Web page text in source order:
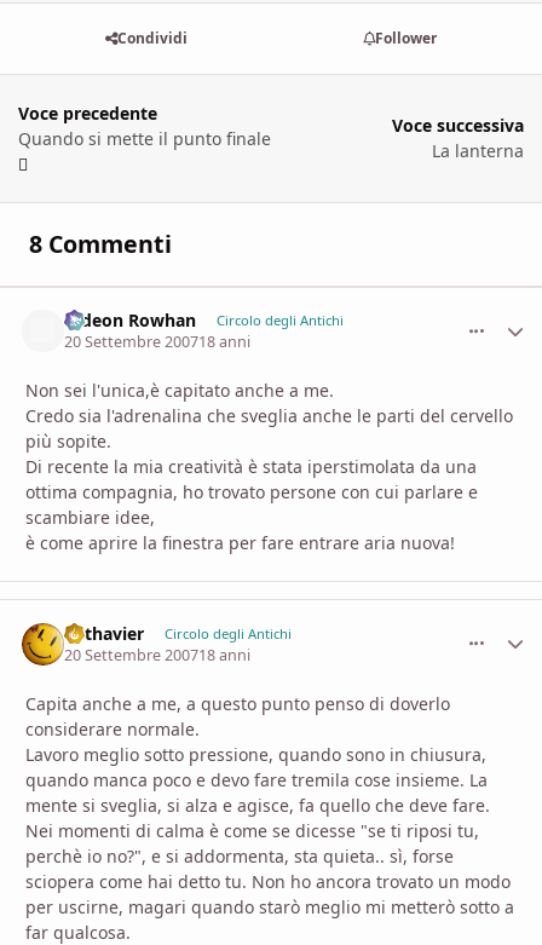
Condividi Follower
Voce precedente
Quando si mette il punto finale
Voce successiva
La lanterna
8 Commenti
Gideon Rowhan Circolo degli Antichi
20 Settembre 200718 anni
Non sei l'unica,è capitato anche a me.
Credo sia l'adrenalina che sveglia anche le parti del cervello
più sopite.
Di recente la mia creatività è stata iperstimolata da una
ottima compagnia, ho trovato persone con cui parlare e
scambiare idee,
è come aprire la finestra per fare entrare aria nuova!
Lothavier Circolo degli Antichi
20 Settembre 200718 anni
Capita anche a me, a questo punto penso di doverlo
considerare normale.
Lavoro meglio sotto pressione, quando sono in chiusura,
quando manca poco e devo fare tremila cose insieme. La
mente si sveglia, si alza e agisce, fa quello che deve fare.
Nei momenti di calma è come se dicesse "se ti riposi tu,
perchè io no?", e si addormenta, sta quieta.. sì, forse
sciopera come hai detto tu. Non ho ancora trovato un modo
per uscirne, magari quando starò meglio mi metterò sotto a
far qualcosa.